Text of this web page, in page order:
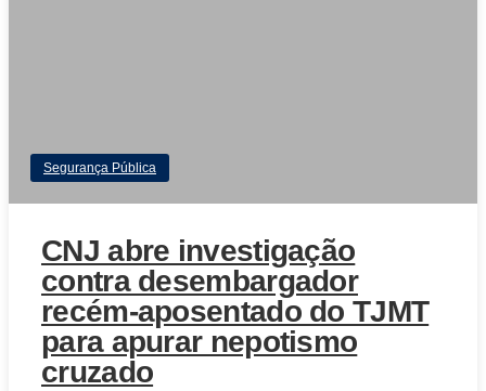
Segurança Pública
CNJ abre investigação
contra desembargador
recém-aposentado do TJMT
para apurar nepotismo
cruzado